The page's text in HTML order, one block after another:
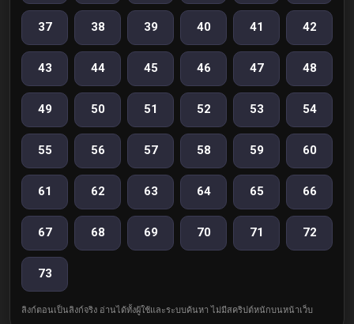
37 38 39 40 41 42
43 44 45 46 47 48
49 50 51 52 53 54
55 56 57 58 59 60
61 62 63 64 65 66
67 68 69 70 71 72
73
ลิงก์ตอนเป็นลิงก์จริง อ่านได้ทั้งผู้ใช้และระบบค้นหา ไม่มีสคริปต์หนักบนหน้าเว็บ